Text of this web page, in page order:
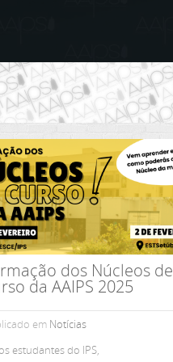
dos Núcleos de
da AAIPS 2025
em Notícias
estudantes do IPS,